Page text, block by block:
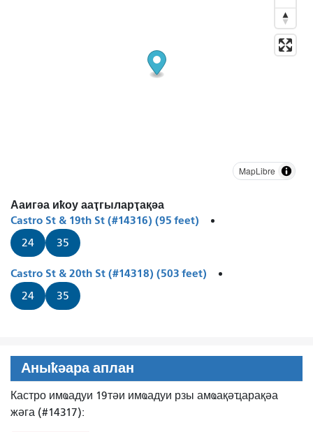
MapLibre
Ааигәа иҟоу ааҭгыларҭақәа
Castro St & 19th St (#14316) (95 feet)
24 35
Castro St & 20th St (#14318) (503 feet)
24 35
Аныҟәара аплан
Кастро имҩадуи 19тәи имҩадуи рзы амҩақәҵарақәа
жәга (#14317):